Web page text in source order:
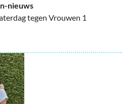
nieuws
tegen Vrouwen 1